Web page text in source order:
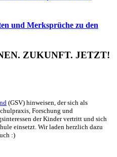
und Merksprüche zu den
ZUKUNFT. JETZT!
(GSV) hinweisen, der sich als
Forschung und
der Kinder vertritt und sich
einsetzt. Wir laden herzlich dazu
:)